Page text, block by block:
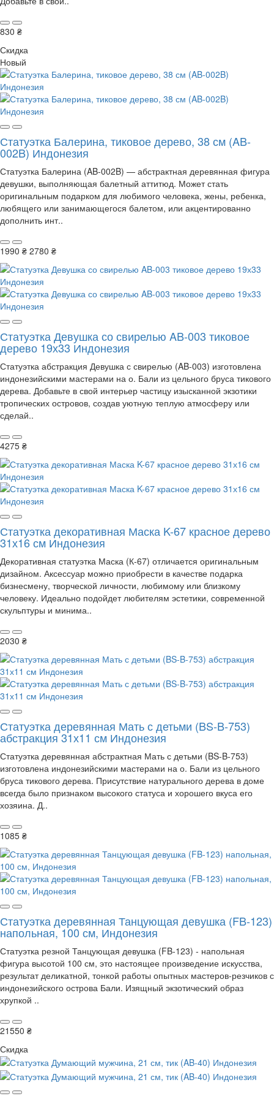
830 ₴
Скидка
Новый
Статуэтка Балерина, тиковое дерево, 38 см (AB-
002B) Индонезия
Статуэтка Балерина (AB-002B) — абстрактная деревянная фигура
девушки, выполняющая балетный аттитюд. Может стать
оригинальным подарком для любимого человека, жены, ребенка,
любящего или занимающегося балетом, или акцентированно
дополнить инт..
1990 ₴ 2780 ₴
Статуэтка Девушка со свирелью AB-003 тиковое
дерево 19х33 Индонезия
Статуэтка абстракция Девушка с свирелью (AB-003) изготовлена ​​
индонезийскими мастерами на о. Бали из цельного бруса тикового
дерева. Добавьте в свой интерьер частицу изысканной экзотики
тропических островов, создав уютную теплую атмосферу или
сделай..
4275 ₴
Статуэтка декоративная Маска K-67 красное дерево
31х16 см Индонезия
Декоративная статуэтка Маска (К-67) отличается оригинальным
дизайном. Аксессуар можно приобрести в качестве подарка
бизнесмену, творческой личности, любимому или близкому
человеку. Идеально подойдет любителям эстетики, современной
скульптуры и минима..
2030 ₴
Статуэтка деревянная Мать с детьми (BS-B-753)
абстракция 31х11 см Индонезия
Статуэтка деревянная абстрактная Мать с детьми (BS-B-753)
изготовлена индонезийскими мастерами на о. Бали из цельного
бруса тикового дерева. Присутствие натурального дерева в доме
всегда было признаком высокого статуса и хорошего вкуса его
хозяина. Д..
1085 ₴
Статуэтка деревянная Танцующая девушка (FB-123)
напольная, 100 см, Индонезия
Статуэтка резной Танцующая девушка (FB-123) - напольная
фигура высотой 100 см, это настоящее произведение искусства,
результат деликатной, тонкой работы опытных мастеров-резчиков с
индонезийского острова Бали. Изящный экзотический образ
хрупкой ..
21550 ₴
Скидка